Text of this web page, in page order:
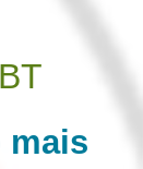
mais